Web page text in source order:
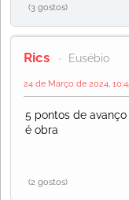
(3 gostos)
Rics Eusébio
24 de Março de 2024,
5 pontos de
é obra
(2 gostos)